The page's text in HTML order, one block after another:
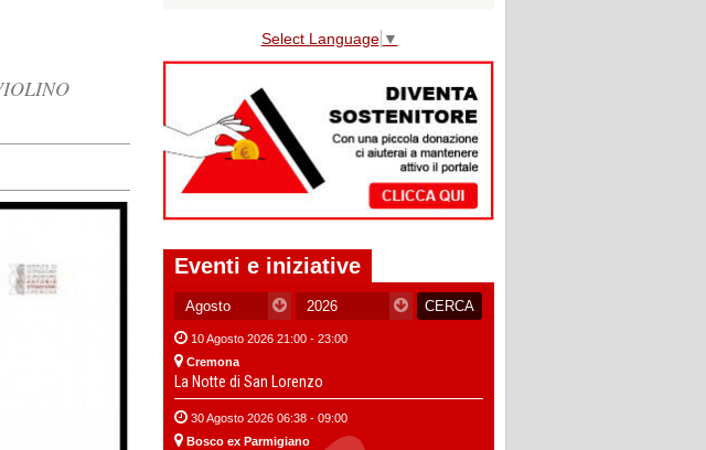
Select Language ▼
Eventi e iniziative
10 Agosto 2026 21:00 - 23:00
Cremona
La Notte di San Lorenzo
30 Agosto 2026 06:38 - 09:00
Bosco ex Parmigiano